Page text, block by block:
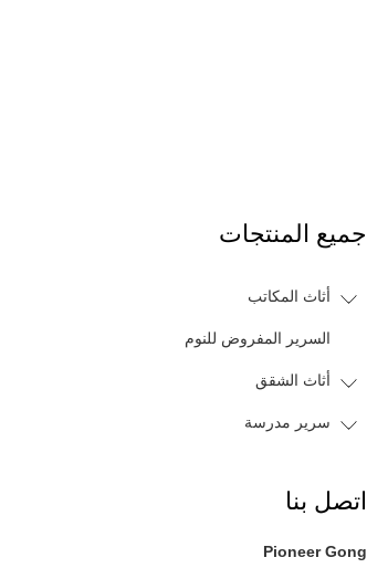
جميع المنتجات
أثاث المكاتب
السرير المفروض للنوم
أثاث الشقق
سرير مدرسة
اتصل بنا
Pioneer Gong